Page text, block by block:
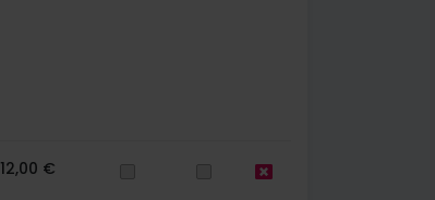
12,00 €